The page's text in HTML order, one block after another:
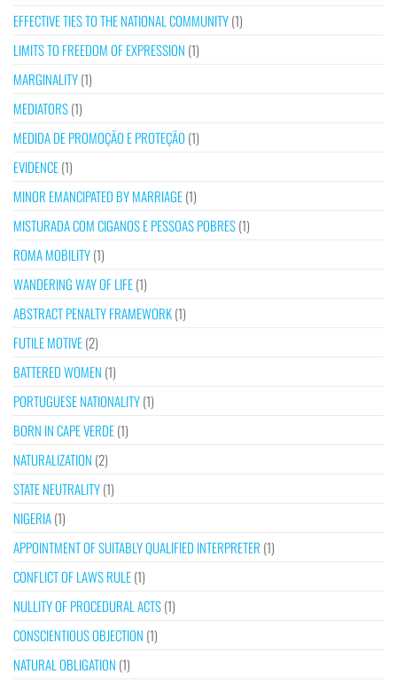
EFFECTIVE TIES TO THE NATIONAL COMMUNITY(1)
LIMITS TO FREEDOM OF EXPRESSION (1)
MARGINALITY(1)
MEDIATORS(1)
MEDIDA DE PROMOÇÃO E PROTEÇÃO (1)
EVIDENCE(1)
MINOR EMANCIPATED BY MARRIAGE(1)
MISTURADA COM CIGANOS E PESSOAS POBRES(1)
ROMA MOBILITY(1)
WANDERING WAY OF LIFE(1)
ABSTRACT PENALTY FRAMEWORK(1)
FUTILE MOTIVE(2)
BATTERED WOMEN (1)
PORTUGUESE NATIONALITY(1)
BORN IN CAPE VERDE(1)
NATURALIZATION (2)
STATE NEUTRALITY(1)
NIGERIA(1)
APPOINTMENT OF SUITABLY QUALIFIED INTERPRETER (1)
CONFLICT OF LAWS RULE(1)
NULLITY OF PROCEDURAL ACTS(1)
CONSCIENTIOUS OBJECTION (1)
NATURAL OBLIGATION (1)